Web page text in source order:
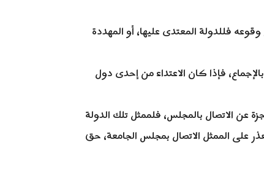
فللدولة المعتدى عليها، أو المهددة
بالإجماع، فإذا كان الاعتداء من إحدى دول
عن الاتصال بالمجلس، فلممثل تلك الدولة
على الممثل الاتصال بمجلس الجامعة، حق